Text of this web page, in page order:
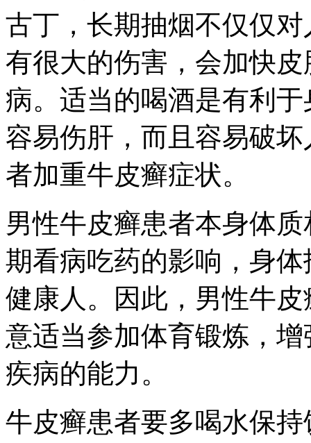
古丁，长期抽烟不仅仅
有很大的伤害，会加快
病。适当的喝酒是有利
容易伤肝，而且容易破
者加重牛皮癣症状。
男性牛皮癣患者本身体
期看病吃药的影响，身
健康人。因此，男性牛
意适当参加体育锻炼，
疾病的能力。
牛皮癣患者要多喝水保